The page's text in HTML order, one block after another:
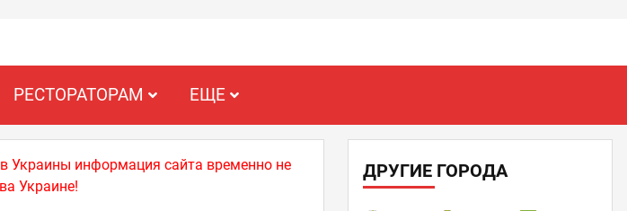
РЕСТОРАТОРАМ ЕЩЕ
Украины информация сайта временно не
Украине!
ДРУГИЕ ГОРОДА